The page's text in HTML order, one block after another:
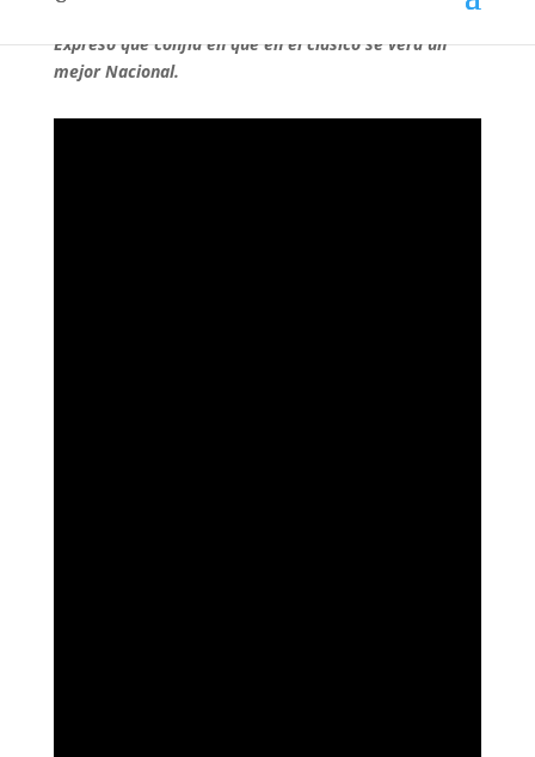
Expresó que confía en que en el clásico se verá un
mejor Nacional.